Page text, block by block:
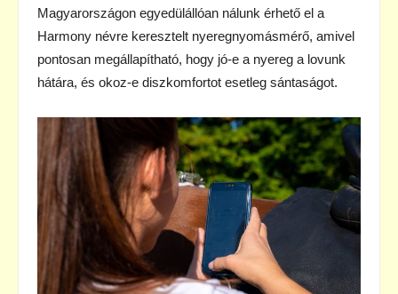
Magyarországon egyedülállóan nálunk érhető el a
Harmony névre keresztelt nyeregnyomásmérő, amivel
pontosan megállapítható, hogy jó-e a nyereg a lovunk
hátára, és okoz-e diszkomfortot esetleg sántaságot.